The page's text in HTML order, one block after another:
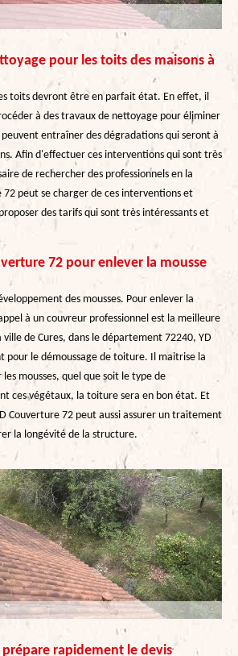
pour les toits des maisons à
toits devront être en parfait état. En effet, il
à des travaux de nettoyage pour éliminer
peuvent entraîner des dégradations qui seront à
Afin d'effectuer ces interventions qui sont très
de rechercher des professionnels en la
peut se charger de ces interventions et
des tarifs qui sont très intéressants et
72 pour enlever la mousse
des mousses. Pour enlever la
à un couvreur professionnel est la meilleure
de Cures, dans le département 72240, YD
pour le démoussage de toiture. Il maitrise la
mousses, quel que soit le type de
ces végétaux, la toiture sera en bon état. Et
Couverture 72 peut aussi assurer un traitement
la longévité de la structure.
prépare rapidement le devis